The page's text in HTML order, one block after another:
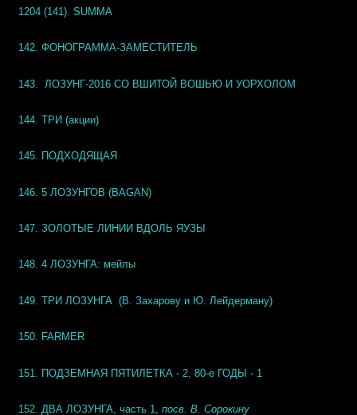
1204 (141). SUMMA
142. ФОНОГРАММА-ЗАМЕСТИТЕЛЬ
143. ЛОЗУНГ-2016 СО ВШИТОЙ ВОШЬЮ И УОРХОЛОМ
144. ТРИ (акции)
145. ПОДХОДЯЩАЯ
146. 5 ЛОЗУНГОВ (BAGAN)
147. ЗОЛОТЫЕ ЛИНИИ ВДОЛЬ ЯУЗЫ
148. 4 ЛОЗУНГА: мейлы
149. ТРИ ЛОЗУНГА (В. Захарову и Ю. Лейдерману)
150. FARMER
151. ПОДЗЕМНАЯ ПЯТИЛЕТКА - 2, 80-е ГОДЫ - 1
152. ДВА ЛОЗУНГА, часть 1, посв. В. Сорокину